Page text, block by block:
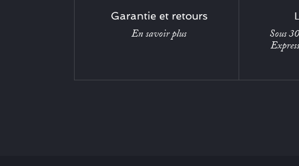
Garantie et retours
En savoir plus
Sous